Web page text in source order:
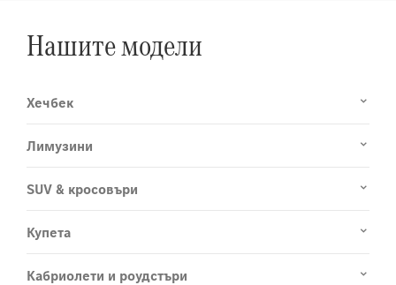
Нашите модели
Хечбек
Лимузини
SUV & кросовъри
Купета
Кабриолети и роудстъри